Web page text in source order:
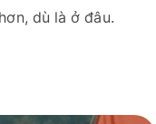
dù là ở đâu.